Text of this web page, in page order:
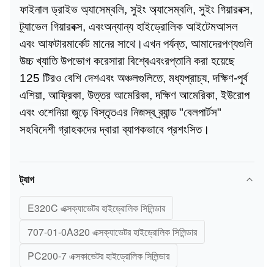
ফাইনাল ড্রাইভ অ্যাসেম্বলি, সুইং অ্যাসেম্বলি, সুইং গিয়ারবক্স,
ট্র্যাভেল গিয়ারবক্স, এবংঅন্যান্য হাইড্রোলিক আইটেমআসল
এবং আফটারমার্কেট মানের সাথে।এখন পর্যন্ত, আমাদেরপণ্যগুলি
উচ্চ খ্যাতি উপভোগ করেসারা বিশ্বেএবংরপ্তানি করা হয়েছে
125 টিরও বেশি দেশএবং অঞ্চলগুলিতে, মধ্যপ্রাচ্য, দক্ষিণ-পূর্ব
এশিয়া, আফ্রিকা, উত্তর আমেরিকা, দক্ষিণ আমেরিকা, ইউরোপ
এবং ওশেনিয়া জুড়ে বিস্তৃতএর নিজস্ব ব্র্যান্ড "বেলপার্টস"
সহবিদেশী গ্রাহকদের দ্বারা ব্যাপকভাবে প্রশংসিত।
ট্যাগ
E320C এক্সক্যাভেটর হাইড্রোলিক সিলিন্ডার
707-01-0A320 এক্সক্যাভেটর হাইড্রোলিক সিলিন্ডার
PC200-7 এক্সকাভেটর হাইড্রোলিক সিলিন্ডার